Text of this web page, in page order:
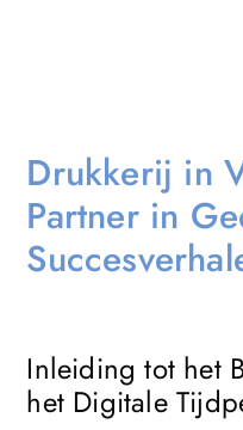
Drukkerij in
Partner in
Inleiding tot het
het Digitale